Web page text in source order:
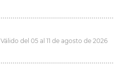
Válido del 05 al 11 de agosto de 2026